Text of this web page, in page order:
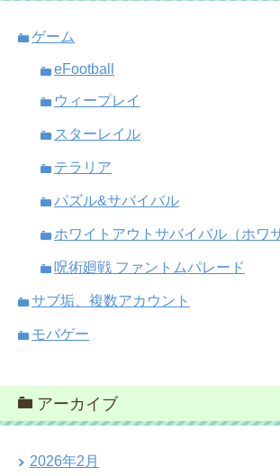
ゲーム
eFootball
ウィープレイ
スターレイル
テラリア
パズル&サバイバル
ホワイトアウトサバイバル（ホワ
呪術廻戦 ファントムパレード
サブ垢、複数アカウント
モバゲー
アーカイブ
2026年2月